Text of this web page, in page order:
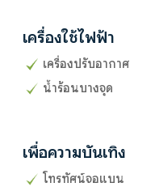
เครื่องใช้ไฟฟ้า
เครื่องปรับอากาศ
น้ำร้อนบางจุด
เพื่อความบันเทิง
โทรทัศน์จอแบน